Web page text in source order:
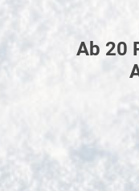
Ab 20